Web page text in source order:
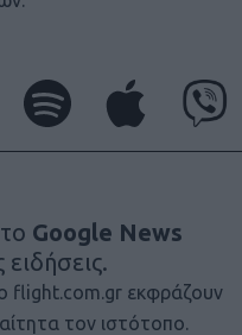
Google News
flight.com.gr εκφράζουν
τον ιστότοπο.